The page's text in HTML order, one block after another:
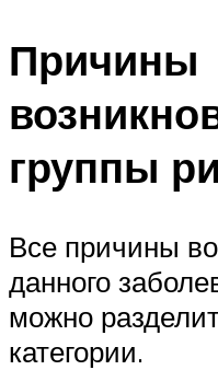
Причины
группы
Все причины
данного
можно
категории.